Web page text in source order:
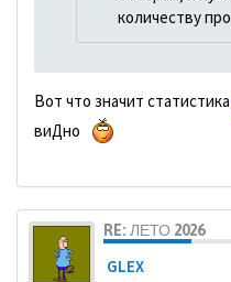
количеству
Вот что значит статистика
виДно
RE: ЛЕТО 2026
GLEX